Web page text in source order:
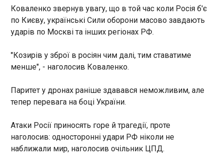
півдня!", - йшлося в повідомленні військових.
ЧИТАТЬ
Росіянам пропонують заправляти авто в
Китаї - соцмережі
Жителям Забайкалля почали пропонувати
заправлятися в Китаї на тлі паливної кризи в РФ.
оголошення про заправку автомобілів в сусідній
країні. Про це повідомляє російський Telegram-
канал Осторожно.Новости .
Коваленко звернув увагу, що в той час коли Росія б'є
по Києву, українські Сили оборони масово завдають
ударів по Москві та інших регіонах РФ.
"Козирів у зброї в росіян чим далі, тим ставатиме
менше", - наголосив Коваленко.
Паритет у дронах раніше здавався неможливим, але
тепер перевага на боці України.
Атаки Росії приносять горе й трагедії, проте
наголосив: односторонні удари РФ ніколи не
наближали мир, наголосив очільник ЦПД.